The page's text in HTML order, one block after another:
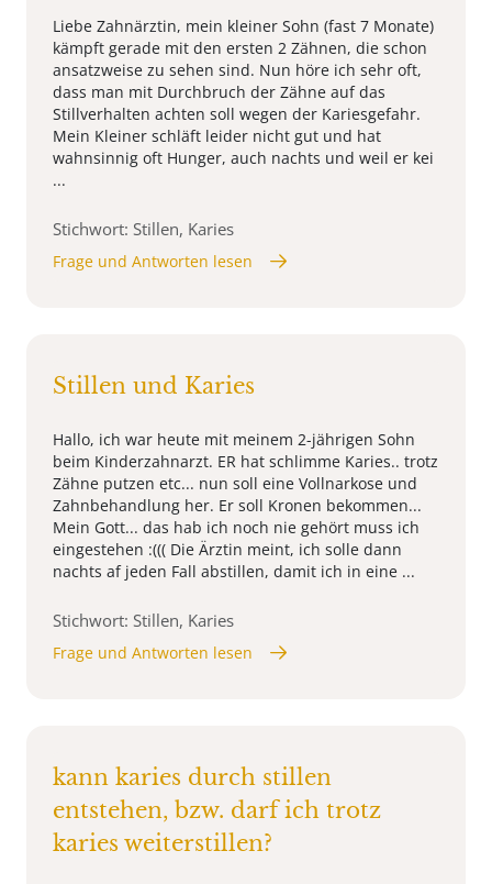
Liebe Zahnärztin, mein kleiner Sohn (fast 7 Monate)
kämpft gerade mit den ersten 2 Zähnen, die schon
ansatzweise zu sehen sind. Nun höre ich sehr oft,
dass man mit Durchbruch der Zähne auf das
Stillverhalten achten soll wegen der Kariesgefahr.
Mein Kleiner schläft leider nicht gut und hat
wahnsinnig oft Hunger, auch nachts und weil er kei
...
Stichwort: Stillen, Karies
Frage und Antworten lesen
Stillen und Karies
Hallo, ich war heute mit meinem 2-jährigen Sohn
beim Kinderzahnarzt. ER hat schlimme Karies.. trotz
Zähne putzen etc... nun soll eine Vollnarkose und
Zahnbehandlung her. Er soll Kronen bekommen...
Mein Gott... das hab ich noch nie gehört muss ich
eingestehen :((( Die Ärztin meint, ich solle dann
nachts af jeden Fall abstillen, damit ich in eine ...
Stichwort: Stillen, Karies
Frage und Antworten lesen
kann karies durch stillen
entstehen, bzw. darf ich trotz
karies weiterstillen?